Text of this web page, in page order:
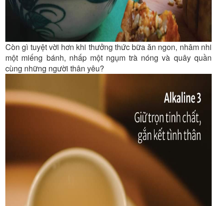
Còn gì tuyệt vời hơn khi thưởng thức bữa ăn ngon, nhâm nhi
một miếng bánh, nhấp một ngụm trà nóng và quây quần
cùng những người thân yêu?